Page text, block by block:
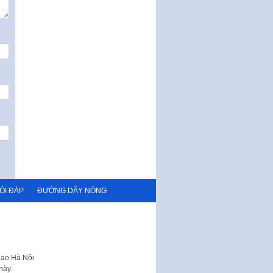
ĐÁP ĐƯỜNG DÂY NÓNG
Hà Nội